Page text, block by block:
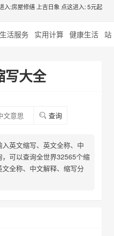
入:房屋修缮 上吉日象 点这进入: 5元起
生活服务 实用计算 健康生活 站
写大全
查询
英文缩写、英文全称、中
可以查询全世界32565个缩
全称、中文解释、缩写分